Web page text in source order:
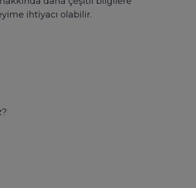
ihtiyacı olabilir.